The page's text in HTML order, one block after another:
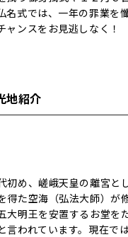
名式では、一年の罪業を
ャンスをお見逃しなく！
地紹介
初め、嵯峨天皇の離宮と
得た空海（弘法大師）が
大明王を安置するお堂を
言われています。現在で